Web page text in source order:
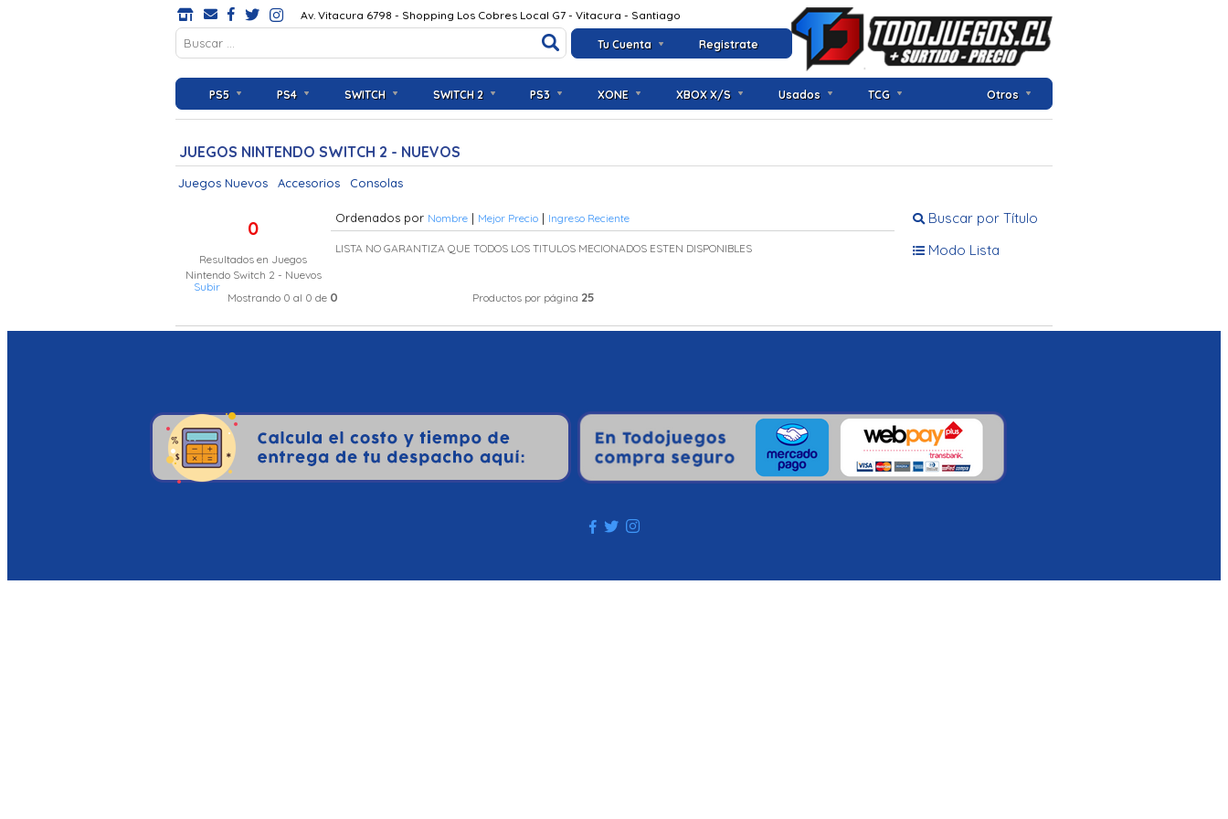
Tu Cuenta Registrate
Av. Vitacura 6798 - Shopping Los Cobres Local G7 - Vitacura - Santiago
PS5 PS4 SWITCH SWITCH 2 PS3 XONE XBOX X/S Usados TCG Otros
JUEGOS NINTENDO SWITCH 2 - NUEVOS
Juegos Nuevos Accesorios Consolas
Buscar por Título
Modo Lista
0
Resultados en Juegos
Nintendo Switch 2 - Nuevos
Ordenados por Nombre | Mejor Precio | Ingreso Reciente
LISTA NO GARANTIZA QUE TODOS LOS TITULOS MECIONADOS ESTEN DISPONIBLES
Subir
Mostrando 0 al 0 de 0 Productos por página 25